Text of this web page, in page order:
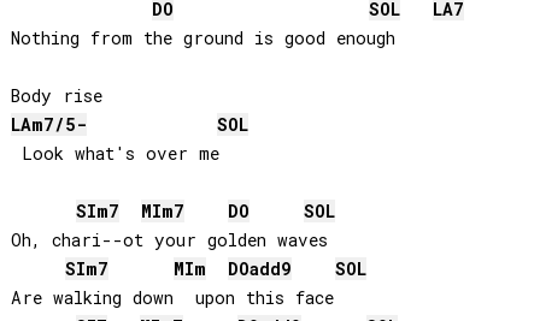
DO
SOL LA7
Nothing from the ground is good enough
Body rise
LAm7/5-
SOL
Look what's over me
SIm7 MIm7 DO
SOL
Oh, chari--ot your golden waves
SIm7 MIm DOadd9
SOL
Are walking down  upon this face